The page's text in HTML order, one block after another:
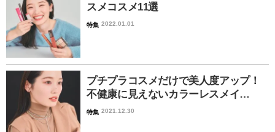
スメコスメ11選
特集 2022.01.01
プチプラコスメだけで美人度アップ！
不健康に見えないカラーレスメイ…
特集 2021.12.30